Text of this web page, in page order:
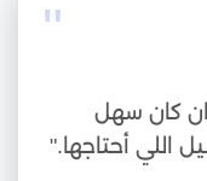
"
كان سهل
اللي أحتاجها."